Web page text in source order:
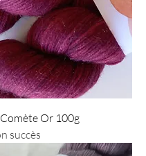
Comète Or 100g
succès